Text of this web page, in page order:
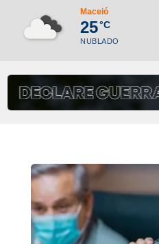
Maceió
25°C
NUBLADO